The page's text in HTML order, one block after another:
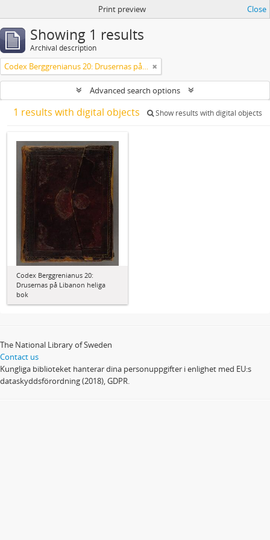
Print preview Close
Showing 1 results
Archival description
Codex Berggrenianus 20: Drusernas på Libanon heliga bok
Advanced search options
1 results with digital objects Show results with digital objects
Codex Berggrenianus 20:
Drusernas på Libanon heliga
bok
The National Library of Sweden
Contact us
Kungliga biblioteket hanterar dina personuppgifter i enlighet med EU:s
dataskyddsförordning (2018), GDPR.